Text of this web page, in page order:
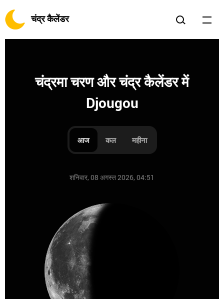
चंद्र कैलेंडर
चंद्रमा चरण और चंद्र कैलेंडर में
Djougou
आज कल महीना
शनिवार, 08 अगस्त 2026, 04:51